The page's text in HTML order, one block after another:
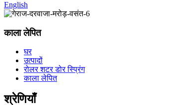
English
काला लेपित
घर
उत्पादों
रोलर शटर डोर स्प्रिंग
काला लेपित
श्रेणियाँ